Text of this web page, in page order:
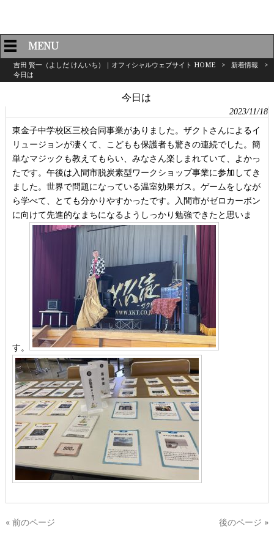
MENU
吉田 賢一（よしだ けんいち）｜オフィシャルウェブサイト HOME > 新着情報
>
今日は
今日は
2023/11/18
東金子中学校区三校合同事業がありました。ザクトさんによるイ
リュージョンが凄くて、こどもも保護者も驚きの連続でした。簡
単なマジックも教えてもらい、みなさん楽しまれていて、よかっ
たです。午後は入間市脱炭素型ワークショップ事業に参加してき
ました。世界で問題になっている温室効果ガス。ゲームをしなが
ら学べて、とても分かりやすかったです。入間市がゼロカーボン
に向けて先進的なまちになるようしっかり勉強できたと思いま
す。
« 前のページ 後のページ »